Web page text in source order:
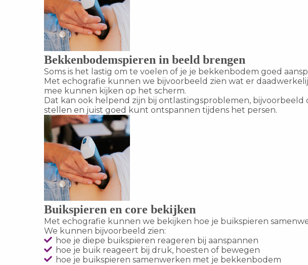
Bekkenbodemspieren in beeld brengen
Soms is het lastig om te voelen of je je bekkenbodem goed
Met echografie kunnen we bijvoorbeeld zien wat er
mee kunnen kijken op het scherm.
Dat kan ook helpend zijn bij ontlastingsproblemen,
stellen en juist goed kunt ontspannen tijdens het persen.
Buikspieren en core bekijken
Met echografie kunnen we bekijken hoe je buikspieren
We kunnen bijvoorbeeld zien:
hoe je diepe buikspieren reageren bij aanspannen
hoe je buik reageert bij druk, hoesten of bewegen
hoe je buikspieren samenwerken met je bekkenbodem